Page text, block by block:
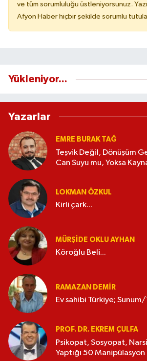
ve tüm sorumluluğu üstleniyorsunuz.
Afyon Haber hiçbir şekilde sorumlu
Yükleniyor...
Yazarlar
EMRE BURAK TAĞ
Teşvik Değil, Dönüşüm
Can Suyu mu, Yoksa
LOKMAN ÖZKUL
Kirli çark...
MÜRŞIDE OKLU AYHAN
Köroğlu Beli...
RAMAZAN DEMİR
Ev sahibi Türkiye; Sunum/
PROF. DR. EKREM ÇULFA
Psikopat, Sosyopat,
Yaptığı 50 Manipülasyon